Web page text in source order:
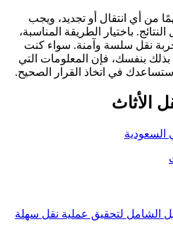
من أي انتقال أو تجديد، ويجب
باختيار الطريقة المناسبة،
نقل سلسة وآمنة. سواء كنت
بنفسك، فإن المعلومات التي
في اتخاذ القرار الصحيح.
الأثاث
السعودية
الشامل لتحقيق عملية نقل سهلة